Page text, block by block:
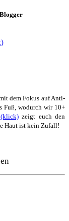
dem Fokus auf Anti-
Fuß, wodurch wir 10+
zeigt euch den
Haut ist kein Zufall!